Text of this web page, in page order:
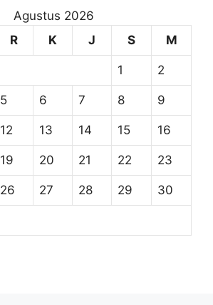
Agustus 2026
R K J S M
1 2
5 6 7 8 9
12 13 14 15 16
19 20 21 22 23
26 27 28 29 30